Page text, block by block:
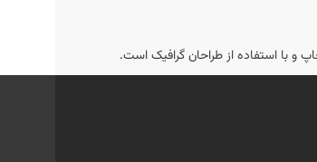
و با استفاده از طراحان گرافیک است.